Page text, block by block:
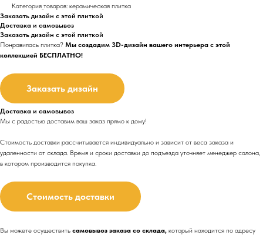
Категория_товаров: керамическая плитка
Заказать дизайн с этой плиткой
Доставка и самовывоз
Заказать дизайн с этой плиткой
Понравилась плитка? Мы создадим 3D-дизайн вашего интерьера с этой
коллекцией БЕСПЛАТНО!
Заказать дизайн
Доставка и самовывоз
Мы с радостью доставим ваш заказ прямо к дому!
Стоимость доставки рассчитывается индивидуально и зависит от веса заказа и
удаленности от склада. Время и сроки доставки до подъезда уточняет менеджер салона,
в котором производится покупка.
Стоимость доставки
Вы можете осуществить самовывоз заказа со склада, который находится по адресу